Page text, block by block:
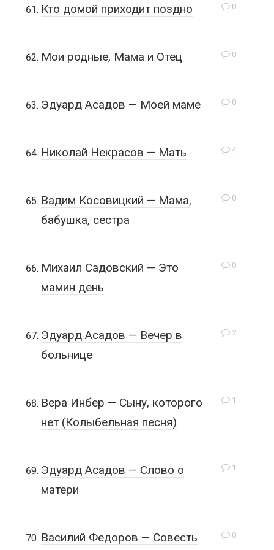
0
Кто домой приходит поздно
0
Мои родные, Мама и Отец
0
Эдуард Асадов — Моей маме
4
Николай Некрасов — Мать
0
Вадим Косовицкий — Мама,
бабушка, сестра
0
Михаил Садовский — Это
мамин день
2
Эдуард Асадов — Вечер в
больнице
1
Вера Инбер — Сыну, которого
нет (Колыбельная песня)
1
Эдуард Асадов — Слово о
матери
0
Василий Федоров — Совесть